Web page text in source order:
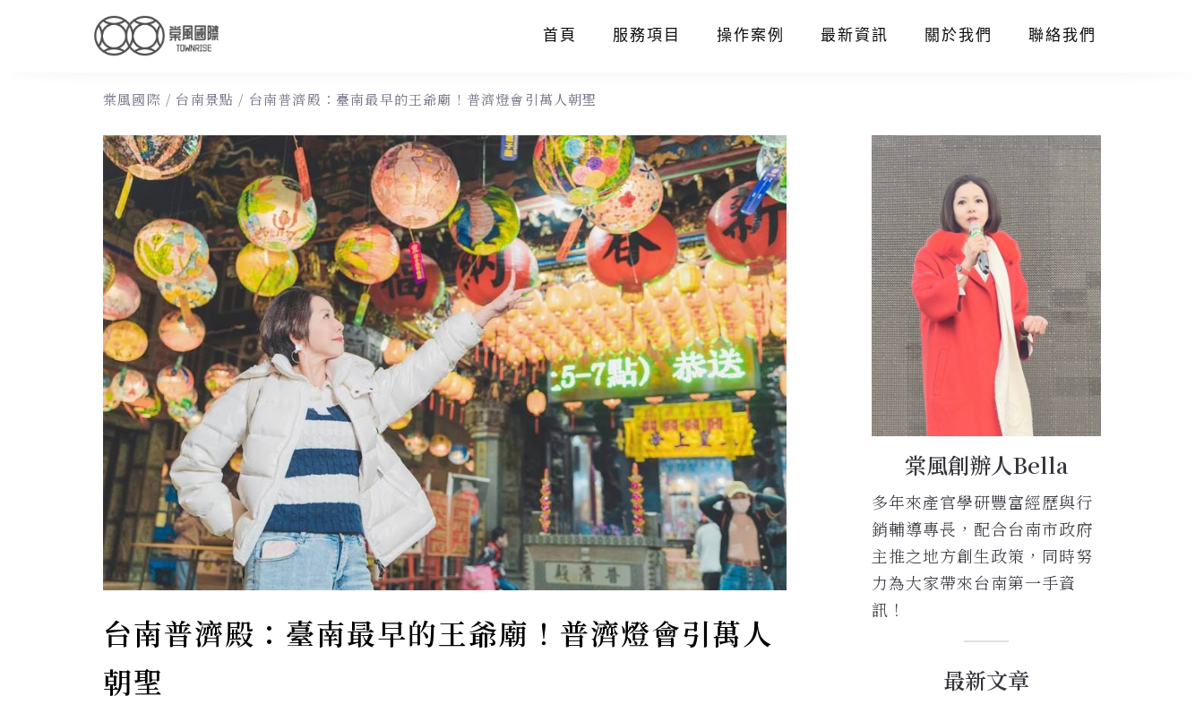
首頁 服務項目 操作案例 最新資訊 關於我們 聯絡我們
棠風國際 / 台南景點 / 台南普濟殿：臺南最早的王爺廟！普濟燈會引萬人朝聖
台南普濟殿：臺南最早的王爺廟！普濟燈會引萬人
朝聖
棠風創辦人Bella
多年來產官學研豐富經歷與行
銷輔導專長，配合台南市政府
主推之地方創生政策，同時努
力為大家帶來台南第一手資
訊！
最新文章